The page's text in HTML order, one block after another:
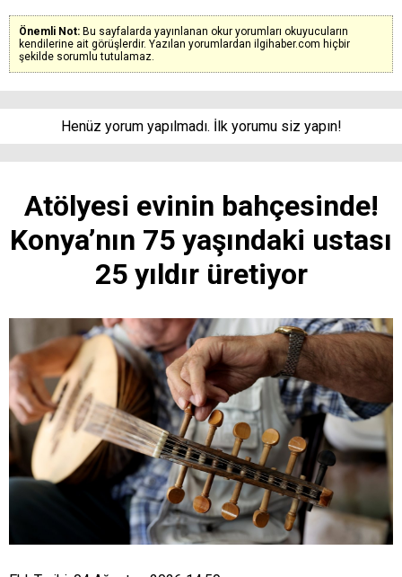
Önemli Not: Bu sayfalarda yayınlanan okur yorumları okuyucuların
kendilerine ait görüşlerdir. Yazılan yorumlardan ilgihaber.com hiçbir
şekilde sorumlu tutulamaz.
Henüz yorum yapılmadı. İlk yorumu siz yapın!
Atölyesi evinin bahçesinde!
Konya’nın 75 yaşındaki ustası
25 yıldır üretiyor